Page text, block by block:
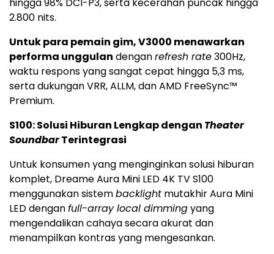
2.800 nits.
Untuk para pemain gim, V3000 menawarkan
performa unggulan denganrefresh rate300Hz,
waktu respons yang sangat cepat hingga 5,3 ms,
serta dukungan VRR, ALLM, dan AMD FreeSync™
Premium.
S100: Solusi Hiburan Lengkap dengan Theater
SoundbarTerintegrasi
Untuk konsumen yang menginginkan solusi hiburan
komplet, Dreame Aura Mini LED 4K TV S100
menggunakan sistembacklight mutakhir Aura Mini
LED denganfull-array local dimmingyang
mengendalikan cahaya secara akurat dan
menampilkan kontras yang mengesankan.